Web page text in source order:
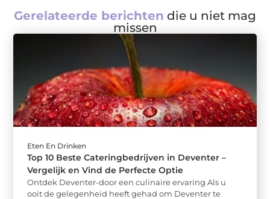
Gerelateerde berichten die u niet mag
missen
Eten En Drinken
Top 10 Beste Cateringbedrijven in Deventer –
Vergelijk en Vind de Perfecte Optie
Ontdek Deventer-door een culinaire ervaring Als u
ooit de gelegenheid heeft gehad om Deventer te